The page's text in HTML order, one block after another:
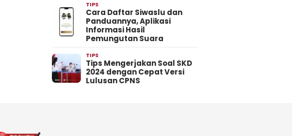
TIPS
Cara Daftar Siwaslu dan
Panduannya, Aplikasi
Informasi Hasil
Pemungutan Suara
TIPS
Tips Mengerjakan Soal SKD
2024 dengan Cepat Versi
Lulusan CPNS